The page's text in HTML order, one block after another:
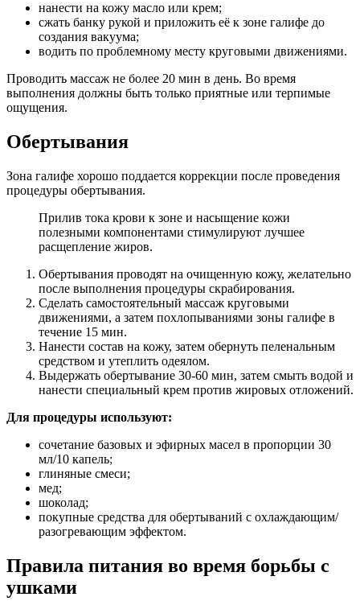
нанести на кожу масло или крем;
сжать банку рукой и приложить её к зоне галифе до
создания вакуума;
водить по проблемному месту круговыми движениями.
Проводить массаж не более 20 мин в день. Во время
выполнения должны быть только приятные или терпимые
ощущения.
Обертывания
Зона галифе хорошо поддается коррекции после проведения
процедуры обертывания.
Прилив тока крови к зоне и насыщение кожи
полезными компонентами стимулируют лучшее
расщепление жиров.
Обертывания проводят на очищенную кожу, желательно
после выполнения процедуры скрабирования.
Сделать самостоятельный массаж круговыми
движениями, а затем похлопываниями зоны галифе в
течение 15 мин.
Нанести состав на кожу, затем обернуть пеленальным
средством и утеплить одеялом.
Выдержать обертывание 30-60 мин, затем смыть водой и
нанести специальный крем против жировых отложений.
Для процедуры используют:
сочетание базовых и эфирных масел в пропорции 30
мл/10 капель;
глиняные смеси;
мед;
шоколад;
покупные средства для обертываний с охлаждающим/
разогревающим эффектом.
Правила питания во время борьбы с
ушками